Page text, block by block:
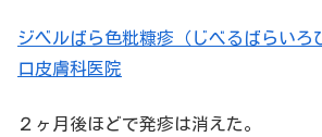
ジベルばら色粃糠疹（じべるばらい
口皮膚科医院
２ヶ月後ほどで発疹は消えた。